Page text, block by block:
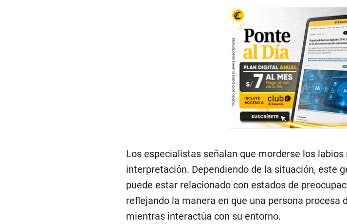
Los especialistas señalan que morderse los
interpretación. Dependiendo de la situación, este
puede estar relacionado con estados de
reflejando la manera en que una persona procesa
mientras interactúa con su entorno.